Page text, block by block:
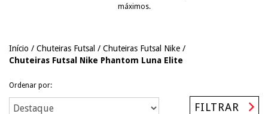
máximos.
Início / Chuteiras Futsal / Chuteiras Futsal Nike /
Chuteiras Futsal Nike Phantom Luna Elite
Ordenar por:
FILTRAR